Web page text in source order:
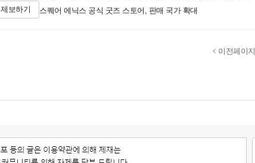
보하기
스퀘어 에닉스 공식 굿즈 스토어, 판매 국가 확대
이전페이지